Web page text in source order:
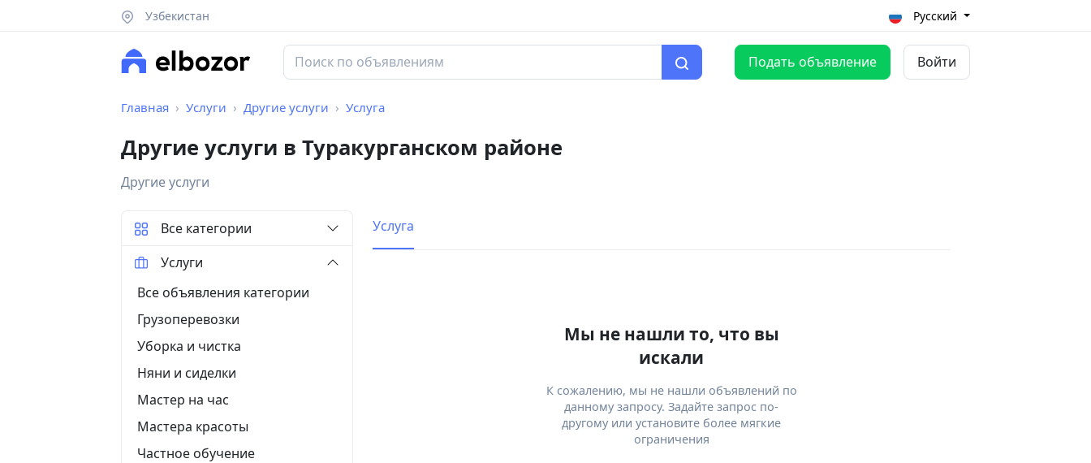
Узбекистан Русский
Подать объявление Войти
Главная Услуги Другие услуги Услуга
Другие услуги в Туракурганском районе
Другие услуги
Услуга
Мы не нашли то, что вы
искали
К сожалению, мы не нашли объявлений по
данному запросу. Задайте запрос по-
другому или установите более мягкие
ограничения
Все категории
Услуги
Все объявления категории
Грузоперевозки
Уборка и чистка
Няни и сиделки
Мастер на час
Мастера красоты
Частное обучение